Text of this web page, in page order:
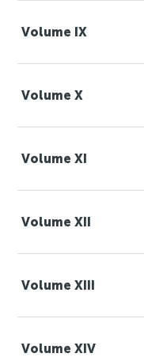
Volume IX
Volume X
Volume XI
Volume XII
Volume XIII
Volume XIV